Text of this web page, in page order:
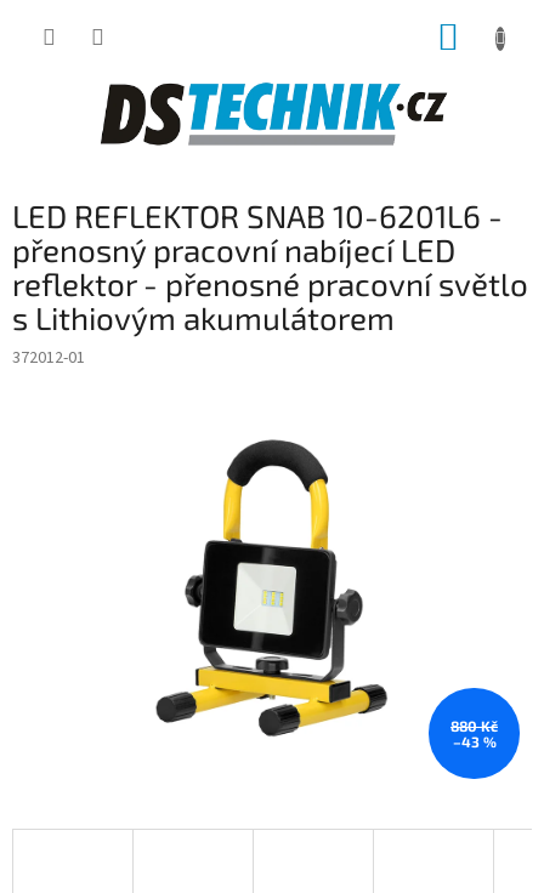
LED REFLEKTOR SNAB 10-6201L6 -
přenosný pracovní nabíjecí LED
reflektor - přenosné pracovní světlo
s Lithiovým akumulátorem
372012-01
880 Kč
–43 %